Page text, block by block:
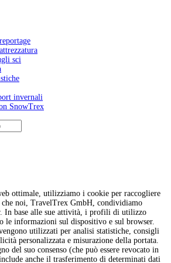
ottimale, utilizziamo i cookie per raccogliere
noi, TravelTrex GmbH, condividiamo
In base alle sue attività, i profili di utilizzo
le informazioni sul dispositivo e sul browser.
utilizzati per analisi statistiche, consigli
personalizzata e misurazione della portata.
del suo consenso (che può essere revocato in
anche il trasferimento di determinati dati
sci
invernali
SnowTrex